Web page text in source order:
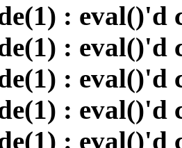
: eval()'d
: eval()'d
: eval()'d
: eval()'d
: eval()'d